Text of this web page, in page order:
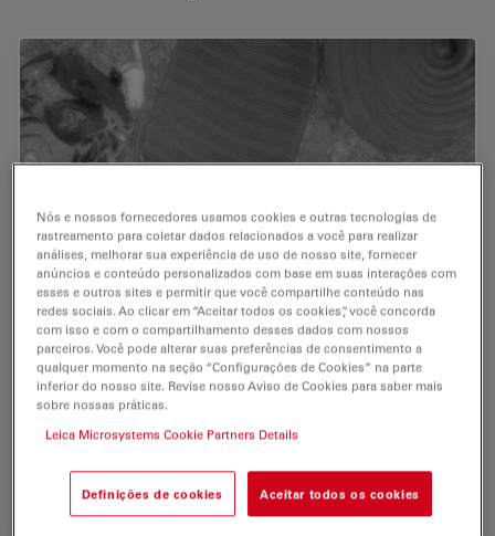
Brief Introduction to Contrasting for EM
Sample Preparation
Since the contrast in the electron microscope depends
the organic molecules in the cell, the efficiency of a
stain is determined by the atomic…
Oct 02, 2013 Tutorial Coloração
Nós e nossos fornecedores usamos cookies e outras tecnologias de
rastreamento para coletar dados relacionados a você para realizar
análises, melhorar sua experiência de uso de nosso site, fornecer
anúncios e conteúdo personalizados com base em suas interações com
esses e outros sites e permitir que você compartilhe conteúdo nas
redes sociais. Ao clicar em “Aceitar todos os cookies”, você concorda
com isso e com o compartilhamento desses dados com nossos
parceiros. Você pode alterar suas preferências de consentimento a
qualquer momento na seção “Configurações de Cookies” na parte
inferior do nosso site. Revise nosso Aviso de Cookies para saber mais
sobre nossas práticas.
Leica Microsystems Cookie Partners Details
Definições de cookies Aceitar todos os cookies